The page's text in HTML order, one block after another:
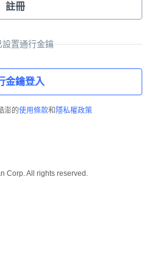
註冊
設置通行金鑰
金鑰登入
澎的使用條款和 隱私權政策
Corp. All rights reserved.